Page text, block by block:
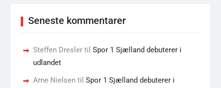
Seneste kommentarer
Steffen Dreslertil Spor 1 Sjælland debuterer i
udlandet
Arne Nielsentil Spor 1 Sjælland debuterer i